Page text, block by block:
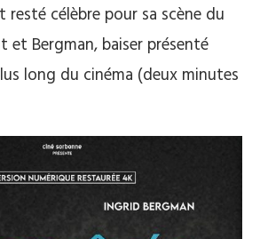
resté célèbre pour sa scène du
et Bergman, baiser présenté
long du cinéma (deux minutes